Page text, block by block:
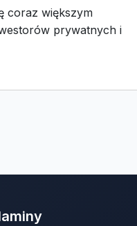
coraz większym
prywatnych i